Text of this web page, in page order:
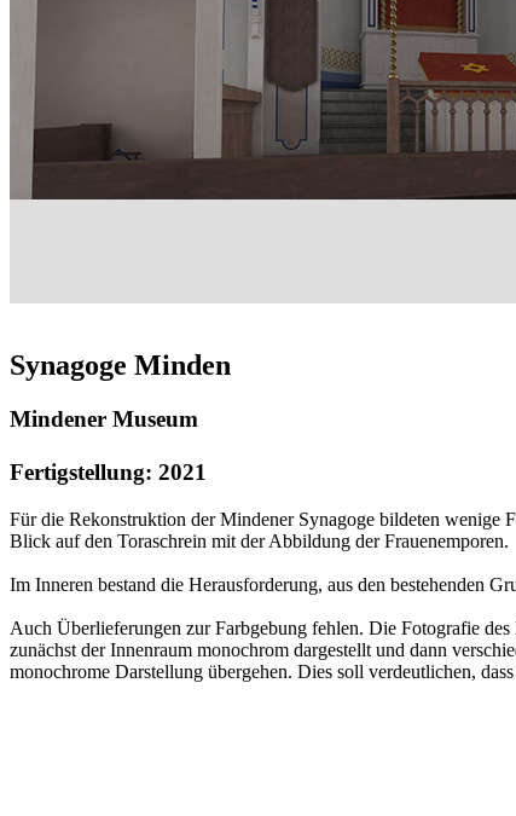
Synagoge Minden
Mindener Museum
Fertigstellung: 2021
Für die Rekonstruktion der Mindener Synagoge bildeten wenige
Blick auf den Toraschrein mit der Abbildung der Frauenemporen.
Im Inneren bestand die Herausforderung, aus den bestehenden
Auch Überlieferungen zur Farbgebung fehlen. Die Fotografie
zunächst der Innenraum monochrom dargestellt und dann
monochrome Darstellung übergehen. Dies soll verdeutlichen,